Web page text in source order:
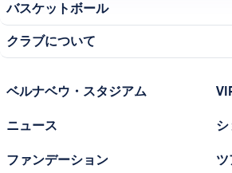
バスケットボール
クラブについて
ベルナベウ・スタジアム
ニュース
ファンデーション
シ
ツ